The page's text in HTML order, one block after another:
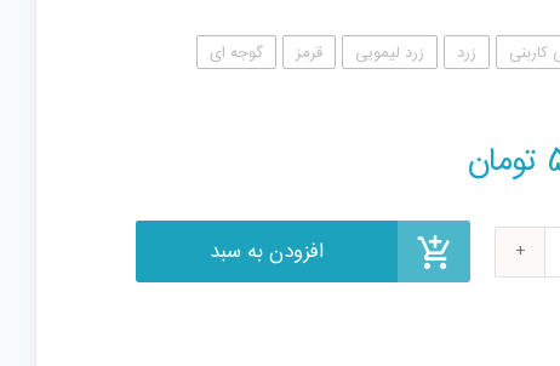
کاربنی زرد زرد لیمویی قرمز گوجه ای
تومان